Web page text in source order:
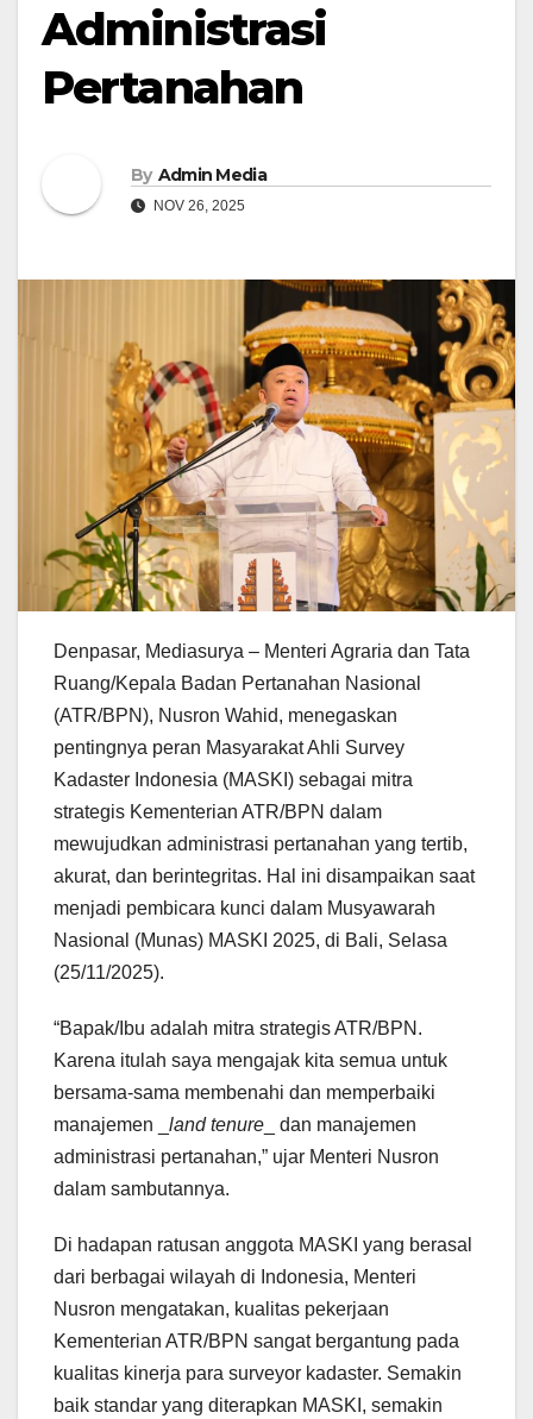
Administrasi
Pertanahan
By Admin Media
NOV 26, 2025
Denpasar, Mediasurya – Menteri Agraria dan Tata
Ruang/Kepala Badan Pertanahan Nasional
(ATR/BPN), Nusron Wahid, menegaskan
pentingnya peran Masyarakat Ahli Survey
Kadaster Indonesia (MASKI) sebagai mitra
strategis Kementerian ATR/BPN dalam
mewujudkan administrasi pertanahan yang tertib,
akurat, dan berintegritas. Hal ini disampaikan saat
menjadi pembicara kunci dalam Musyawarah
Nasional (Munas) MASKI 2025, di Bali, Selasa
(25/11/2025).
“Bapak/Ibu adalah mitra strategis ATR/BPN.
Karena itulah saya mengajak kita semua untuk
bersama-sama membenahi dan memperbaiki
manajemen _ land tenure _ dan manajemen
administrasi pertanahan,” ujar Menteri Nusron
dalam sambutannya.
Di hadapan ratusan anggota MASKI yang berasal
dari berbagai wilayah di Indonesia, Menteri
Nusron mengatakan, kualitas pekerjaan
Kementerian ATR/BPN sangat bergantung pada
kualitas kinerja para surveyor kadaster. Semakin
baik standar yang diterapkan MASKI, semakin